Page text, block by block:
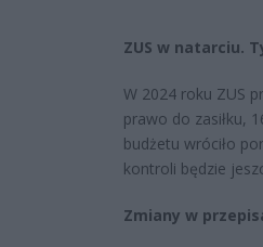
ZUS w natarciu.
W 2024 roku ZUS
prawo do zasiłku,
budżetu wróciło
kontroli będzie
Zmiany w